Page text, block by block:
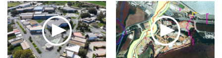
Οικονομική
Οικονομία
Real Estate
Επιχειρήσεις
Αφιερώματα
Πολιτική
Οικονομία
Γενικά